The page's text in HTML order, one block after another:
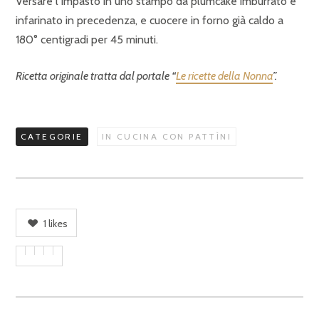
infarinato in precedenza, e cuocere in forno già caldo a
180° centigradi per 45 minuti.
Ricetta originale tratta dal portale “Le ricette della Nonna”.
CATEGORIE IN CUCINA CON PATTÌNI
1 likes